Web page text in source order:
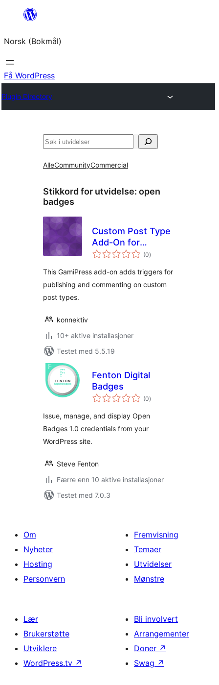
Hopp
innhold
Norsk (Bokmål)
Få WordPress
Plugin Directory
Søk
AlleCommunityCommercial
Stikkord for utvidelse: open
badges
Custom Post Type
Add-On for
GamiPress
(0totale
vurderinger
)
This GamiPress add-on adds triggers for
publishing and commenting on custom
post types.
konnektiv
10+ aktive installasjoner
Testet med 5.5.19
Fenton Digital
Badges
(0totale
vurderinger
)
Issue, manage, and display Open
Badges 1.0 credentials from your
WordPress site.
Steve Fenton
Færre enn 10 aktive installasjoner
Testet med 7.0.3
Om
Nyheter
Hosting
Personvern
Fremvisning
Temaer
Utvidelser
Mønstre
Lær
Brukerstøtte
Utviklere
WordPress.tv ↗
Bli involvert
Arrangementer
Doner ↗
Swag ↗